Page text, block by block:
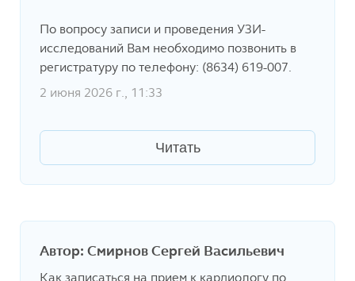
По вопросу записи и проведения УЗИ-
исследований Вам необходимо позвонить в
регистратуру по телефону: (8634) 619-007.
2 июня 2026 г., 11:33
Читать
Автор: Смирнов Сергей Васильевич
Как записаться на прием к кардиологу по